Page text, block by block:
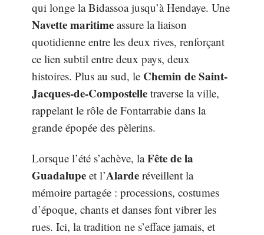
qui longe la Bidassoa jusqu’à Hendaye. Une
Navette maritime assure la liaison
quotidienne entre les deux rives, renforçant
ce lien subtil entre deux pays, deux
histoires. Plus au sud, le Chemin de Saint-
Jacques-de-Compostelle traverse la ville,
rappelant le rôle de Fontarrabie dans la
grande épopée des pèlerins.
Lorsque l’été s’achève, laFête de la
Guadalupe et l’Alarde réveillent la
mémoire partagée : processions, costumes
d’époque, chants et danses font vibrer les
rues. Ici, la tradition ne s’efface jamais, et